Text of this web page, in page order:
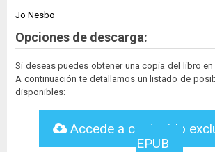
Jo Nesbo
Opciones de descarga:
Si deseas puedes obtener una copia del libro
A continuación te detallamos un listado de
disponibles:
Accede a contenido
EPUB